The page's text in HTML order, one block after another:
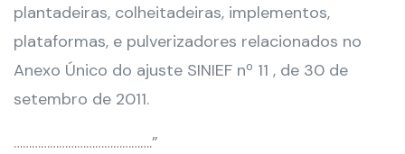
plantadeiras, colheitadeiras, implementos,
plataformas, e pulverizadores relacionados no
Anexo Único do ajuste SINIEF nº 11 , de 30 de
setembro de 2011.
……………………………………….”